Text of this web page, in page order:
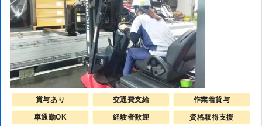
賞与あり 交通費支給 作業着貸与
車通勤OK 経験者歓迎 資格取得支援